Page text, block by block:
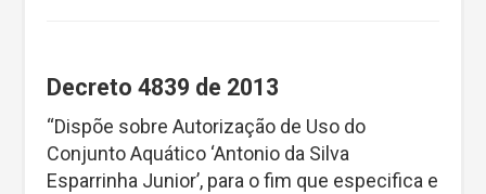
Decreto 4839 de 2013
“Dispõe sobre Autorização de Uso do
Conjunto Aquático ‘Antonio da Silva
Esparrinha Junior’, para o fim que especifica e